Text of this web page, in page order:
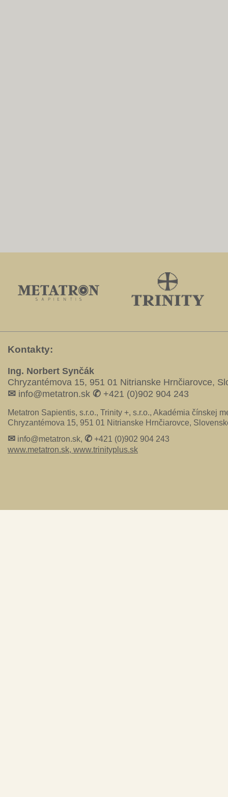
Kontakty:
Ing. Norbert Synčák
Chryzantémova 15, 951 01 Nitrianske Hrnčiarovce,
✉ info@metatron.sk ✆ +421 (0)902 904 243
Metatron Sapientis, s.r.o., Trinity +, s.r.o., Akadémia čínskej
Chryzantémova 15, 951 01 Nitrianske Hrnčiarovce,
✉ info@metatron.sk, ✆ +421 (0)902 904 243
www.metatron.sk, www.trinityplus.sk